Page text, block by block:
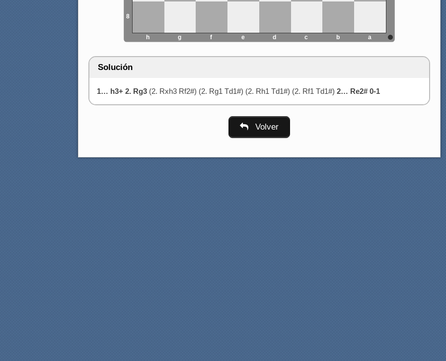
8
h g f e d c b a
Solución
1… h3+ 2. Rg3 (2. Rxh3 Rf2#) (2. Rg1 Td1#) (2. Rh1 Td1#) (2. Rf1 Td1#) 2… Re2# 0-1
Volver